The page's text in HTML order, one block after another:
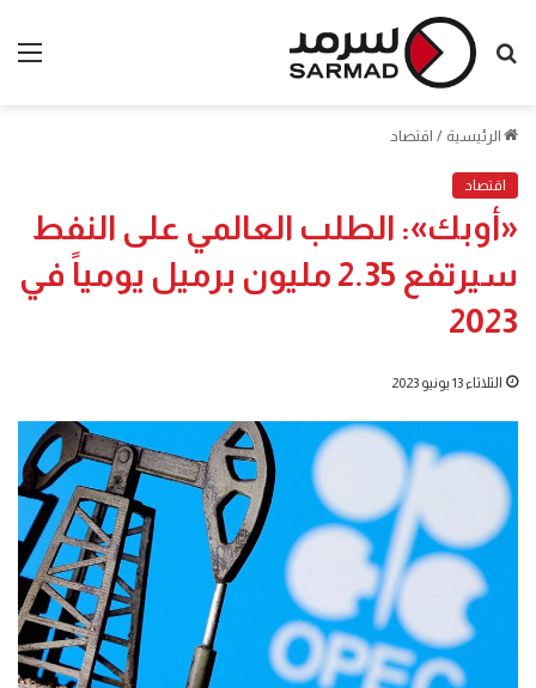
بحث
الرئيسية / اقتصاد
اقتصاد
«أوبك»: الطلب العالمي على النفط
سيرتفع 2.35 مليون برميل يومياً في
2023
الثلاثاء 13 يونيو 2023